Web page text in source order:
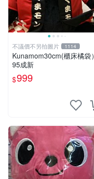
不議價不另拍圖片 1114
Kunamom30cm(櫃床橘袋）
95成新
$999